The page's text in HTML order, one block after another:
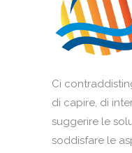
Ci
di capire, di
suggerire le
soddisfare le